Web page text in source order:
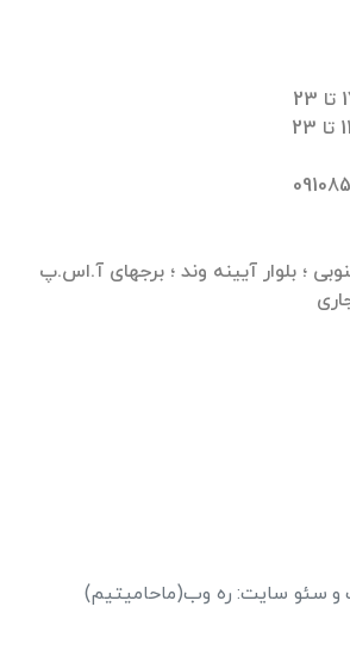
؛ بلوار آیینه وند ؛ برجهای آ.اس.پ
و سئو سایت: ره وب(ماحامیتیم)